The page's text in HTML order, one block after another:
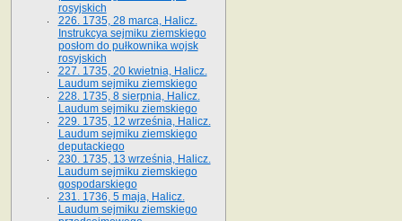
rosyjskich
226. 1735, 28 marca, Halicz.
Instrukcya sejmiku ziemskiego
posłom do pułkownika wojsk
rosyjskich
227. 1735, 20 kwietnia, Halicz.
Laudum sejmiku ziemskiego
228. 1735, 8 sierpnia, Halicz.
Laudum sejmiku ziemskiego
229. 1735, 12 września, Halicz.
Laudum sejmiku ziemskiego
deputackiego
230. 1735, 13 września, Halicz.
Laudum sejmiku ziemskiego
gospodarskiego
231. 1736, 5 maja, Halicz.
Laudum sejmiku ziemskiego